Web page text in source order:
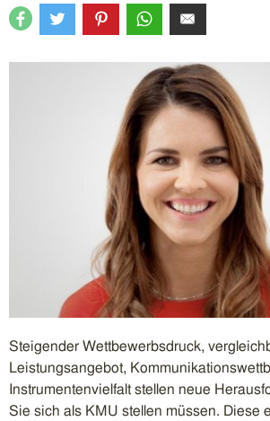
Steigender Wettbewerbsdruck,
Leistungsangebot,
Instrumentenvielfalt stellen neue
Sie sich als KMU stellen müssen. Diese